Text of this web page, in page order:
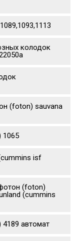
колодок
(foton) sauvana
1065
isf
(foton)
(cummins
автомат